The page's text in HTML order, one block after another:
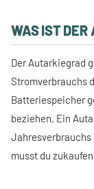
WAS IST DER
Der Autarkiegrad
Stromverbrauchs
Batteriespeicher
beziehen. Ein
Jahresverbrauchs
musst du